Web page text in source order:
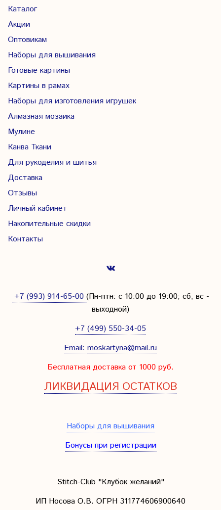
Каталог
Акции
Оптовикам
Наборы для вышивания
Готовые картины
Картины в рамах
Наборы для изготовления игрушек
Алмазная мозаика
Мулине
Канва Ткани
Для рукоделия и шитья
Доставка
Отзывы
Личный кабинет
Накопительные скидки
Контакты
+7 (993) 914-65-00 (Пн-птн: с 10:00 до 19:00; сб, вс -
выходной)
+7 (499) 550-34-05
Email: moskartyna@mail.ru
Бесплатная доставка от 1000 руб.
ЛИКВИДАЦИЯ ОСТАТКОВ
Наборы для вышивания
Бонусы при регистрации
Stitch-Club "Клубок желаний"
ИП Носова О.В. ОГРН 311774606900640